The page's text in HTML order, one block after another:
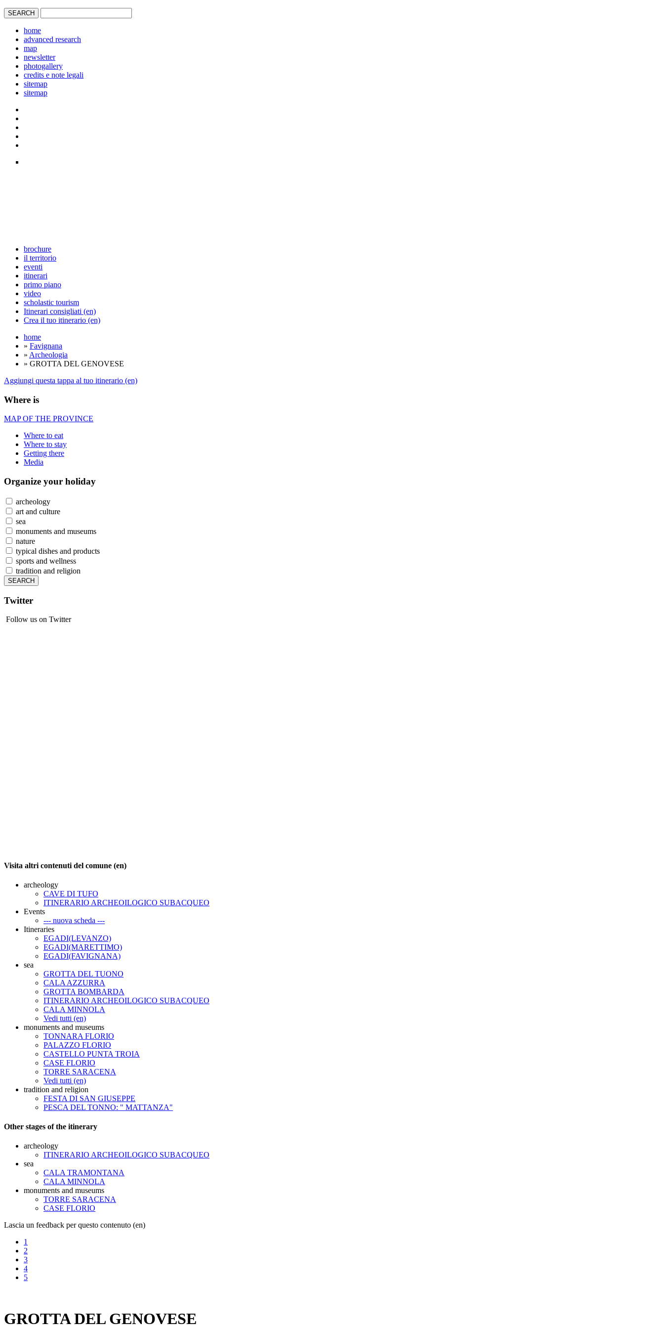
home
advanced research
map
newsletter
photogallery
credits e note legali
sitemap
sitemap
brochure
il territorio
eventi
itinerari
primo piano
video
scholastic tourism
Itinerari consigliati (en)
Crea il tuo itinerario (en)
home
» Favignana
» Archeologia
» GROTTA DEL GENOVESE
Aggiungi questa tappa al tuo itinerario (en)
Where is
MAP OF THE PROVINCE
Where to eat
Where to stay
Getting there
Media
Organize your holiday
archeology
art and culture
sea
monuments and museums
nature
typical dishes and products
sports and wellness
tradition and religion
Twitter
Follow us on Twitter
Visita altri contenuti del comune (en)
archeology
CAVE DI TUFO
ITINERARIO ARCHEOILOGICO SUBACQUEO
Events
--- nuova scheda ---
Itineraries
EGADI(LEVANZO)
EGADI(MARETTIMO)
EGADI(FAVIGNANA)
sea
GROTTA DEL TUONO
CALA AZZURRA
GROTTA BOMBARDA
ITINERARIO ARCHEOILOGICO SUBACQUEO
CALA MINNOLA
Vedi tutti (en)
monuments and museums
TONNARA FLORIO
PALAZZO FLORIO
CASTELLO PUNTA TROIA
CASE FLORIO
TORRE SARACENA
Vedi tutti (en)
tradition and religion
FESTA DI SAN GIUSEPPE
PESCA DEL TONNO: " MATTANZA"
Other stages of the itinerary
archeology
ITINERARIO ARCHEOILOGICO SUBACQUEO
sea
CALA TRAMONTANA
CALA MINNOLA
monuments and museums
TORRE SARACENA
CASE FLORIO
Lascia un feedback per questo contenuto (en)
1
2
3
4
5
GROTTA DEL GENOVESE